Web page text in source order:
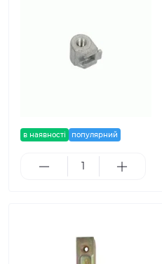
в наявності популярний